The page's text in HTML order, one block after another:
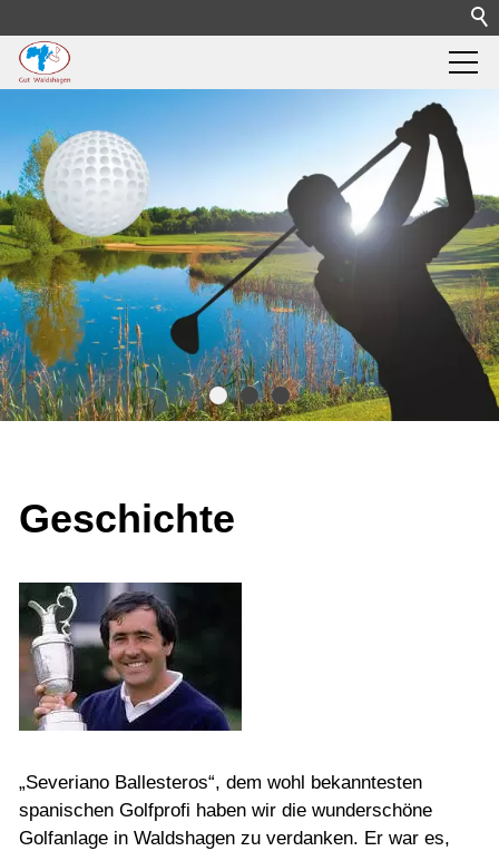
Geschichte
„Severiano Ballesteros“, dem wohl bekanntesten
spanischen Golfprofi haben wir die wunderschöne
Golfanlage in Waldshagen zu verdanken. Er war es,